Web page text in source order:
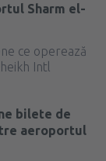
Sharm el-
ce operează
Intl
bilete de
aeroportul